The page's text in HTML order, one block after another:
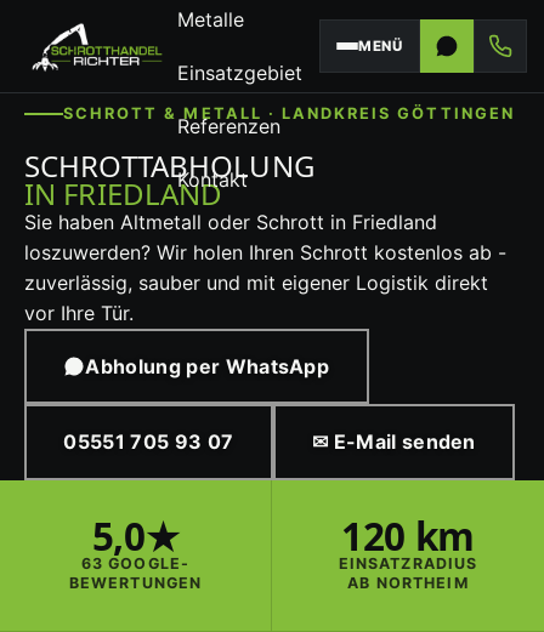
Metalle
Einsatzgebiet
Referenzen
Kontakt
MENÜ
SCHROTT & METALL · LANDKREIS GÖTTINGEN
SCHROTTABHOLUNG
IN FRIEDLAND
Sie haben Altmetall oder Schrott in Friedland
loszuwerden? Wir holen Ihren Schrott kostenlos ab -
zuverlässig, sauber und mit eigener Logistik direkt
vor Ihre Tür.
Abholung per WhatsApp
05551 705 93 07 ✉ E-Mail senden
5,0★
63 GOOGLE-
BEWERTUNGEN
120 km
EINSATZRADIUS
AB NORTHEIM